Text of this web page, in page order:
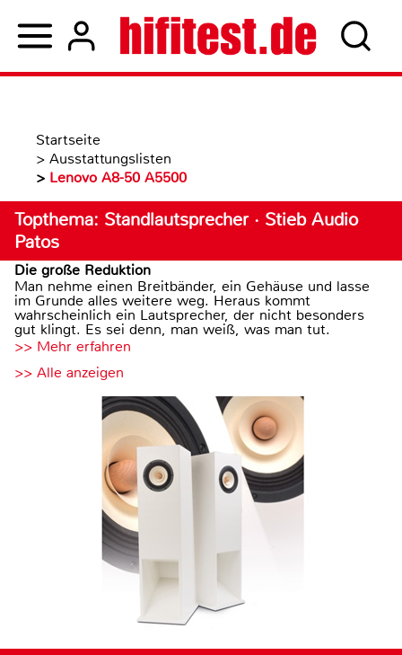
Startseite
> Ausstattungslisten
> Lenovo A8-50 A5500
Topthema: Standlautsprecher · Stieb Audio
Patos
Die große Reduktion
Man nehme einen Breitbänder, ein Gehäuse und lasse
im Grunde alles weitere weg. Heraus kommt
wahrscheinlich ein Lautsprecher, der nicht besonders
gut klingt. Es sei denn, man weiß, was man tut.
>> Mehr erfahren
>> Alle anzeigen